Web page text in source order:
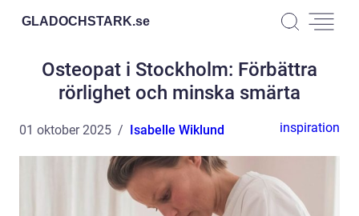
GLADOCHSTARK.se
Osteopat i Stockholm: Förbättra
rörlighet och minska smärta
01 oktober 2025 Isabelle Wiklund inspiration